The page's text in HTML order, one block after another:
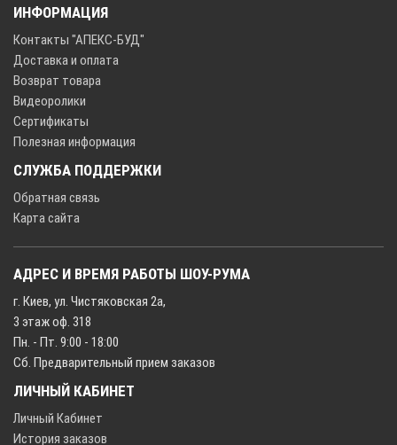
ИНФОРМАЦИЯ
Контакты "АПЕКС-БУД"
Доставка и оплата
Возврат товара
Видеоролики
Сертификаты
Полезная информация
СЛУЖБА ПОДДЕРЖКИ
Обратная связь
Карта сайта
АДРЕС И ВРЕМЯ РАБОТЫ ШОУ-РУМА
г. Киев, ул. Чистяковская 2а,
3 этаж оф. 318
Пн. - Пт. 9:00 - 18:00
Сб. Предварительный прием заказов
ЛИЧНЫЙ КАБИНЕТ
Личный Кабинет
История заказов